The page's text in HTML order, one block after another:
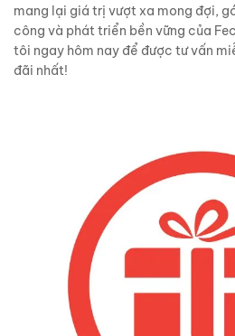
mang lại giá trị vượt xa mong đợi,
công và phát triển bền vững của
tôi ngay hôm nay để được tư vấn
đãi nhất!